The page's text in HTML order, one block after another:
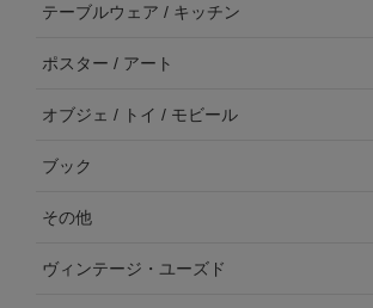
テーブルウェア / キッチン
ポスター / アート
オブジェ / トイ / モビール
ブック
その他
ヴィンテージ・ユーズド